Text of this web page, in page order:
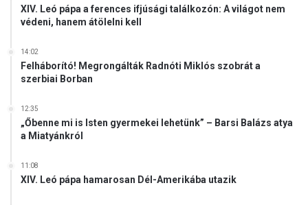
XIV. Leó pápa a ferences ifjúsági találkozón: A világot nem
védeni, hanem átölelni kell
14:02
Felháborító! Megrongálták Radnóti Miklós szobrát a
szerbiai Borban
12:35
„Őbenne mi is Isten gyermekei lehetünk” – Barsi Balázs atya
a Miatyánkról
11:08
XIV. Leó pápa hamarosan Dél-Amerikába utazik